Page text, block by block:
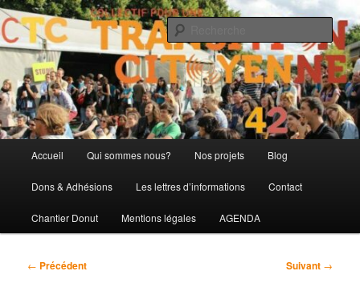
Aller
au
contenu
principalCollectif pour une Transition
Citoyenne dans la Loire
CTC-42
principal
Accueil Qui sommes nous? Nos projets Blog
Dons & Adhésions Les lettres d’informations Contact
Chantier Donut Mentions légales AGENDA
Navigation
← Précédent Suivant →